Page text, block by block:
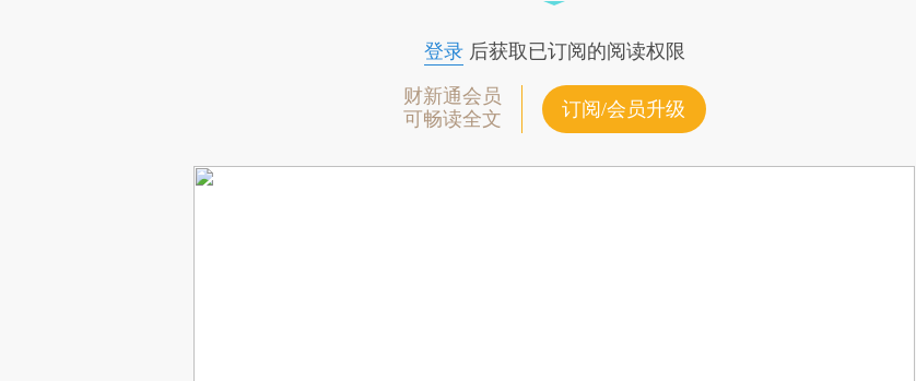
登录后获取已订阅的阅读权限
财新通会员
可畅读全文
订阅/会员升级